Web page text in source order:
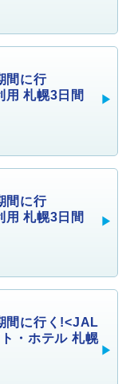
間に行
用 札幌3日間
間に行
用 札幌3日間
間に行く!<JAL
・ホテル 札幌